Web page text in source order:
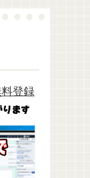
登録